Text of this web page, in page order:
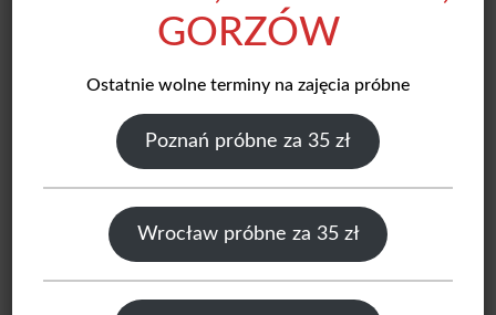
16:15-17:00
16:30-17:15
17:00-17:45
12-24 m
kont.
I a
brak miejsc
GORZÓW
Ostatnie wolne terminy na zajęcia próbne
Poznań próbne za 35 zł
Wrocław próbne za 35 zł